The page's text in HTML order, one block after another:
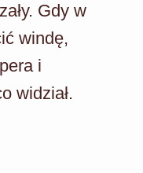
Gdy w
windę,
i
widział.